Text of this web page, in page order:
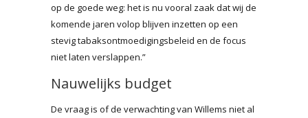
op de goede weg: het is nu vooral zaak dat wij de
komende jaren volop blijven inzetten op een
stevig tabaksontmoedigingsbeleid en de focus
niet laten verslappen.”
Nauwelijks budget
De vraag is of de verwachting van Willems niet al